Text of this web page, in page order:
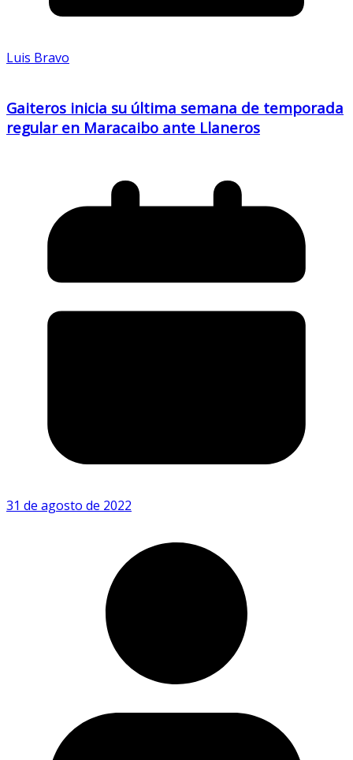
Luis Bravo
Gaiteros inicia su última semana de temporada
regular en Maracaibo ante Llaneros
31 de agosto de 2022